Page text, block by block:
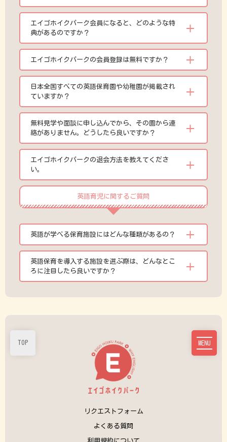
MENU
エイゴホイクパーク会員になると、どのような特
典があるのですか？
エイゴホイクパークの会員登録は無料ですか？
日本全国すべての英語保育園や幼稚園が掲載され
ていますか？
無料見学や面談に申し込んでから、その園から連
絡がありません。どうしたら良いですか？
エイゴホイクパークの退会方法を教えてくださ
い。
英語育児に関するご質問
英語が学べる保育施設にはどんな種類があるの？
英語保育を導入する施設を選ぶ際は、どんなとこ
ろに注目したら良いですか？
TOP
リクエストフォーム
よくある質問